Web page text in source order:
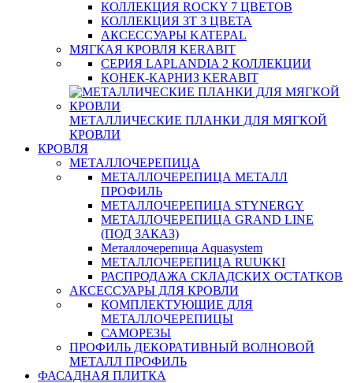
КОЛЛЕКЦИЯ ROCKY 7 ЦВЕТОВ
КОЛЛЕКЦИЯ ЗТ 3 ЦВЕТА
АКСЕССУАРЫ KATEPAL
МЯГКАЯ КРОВЛЯ KERABIT
СЕРИЯ LAPLANDIA 2 КОЛЛЕКЦИИ
КОНЕК-КАРНИЗ KERABIT
МЕТАЛЛИЧЕСКИЕ ПЛАНКИ ДЛЯ МЯГКОЙ
КРОВЛИ
КРОВЛЯ
МЕТАЛЛОЧЕРЕПИЦА
МЕТАЛЛОЧЕРЕПИЦА МЕТАЛЛ
ПРОФИЛЬ
МЕТАЛЛОЧЕРЕПИЦА STYNERGY
МЕТАЛЛОЧЕРЕПИЦА GRAND LINE
(ПОД ЗАКАЗ)
Металлочерепица Aquasystem
МЕТАЛЛОЧЕРЕПИЦА RUUKKI
РАСПРОДАЖА СКЛАДСКИХ ОСТАТКОВ
АКСЕССУАРЫ ДЛЯ КРОВЛИ
КОМПЛЕКТУЮЩИЕ ДЛЯ
МЕТАЛЛОЧЕРЕПИЦЫ
САМОРЕЗЫ
ПРОФИЛЬ ДЕКОРАТИВНЫЙ ВОЛНОВОЙ
МЕТАЛЛ ПРОФИЛЬ
ФАСАДНАЯ ПЛИТКА